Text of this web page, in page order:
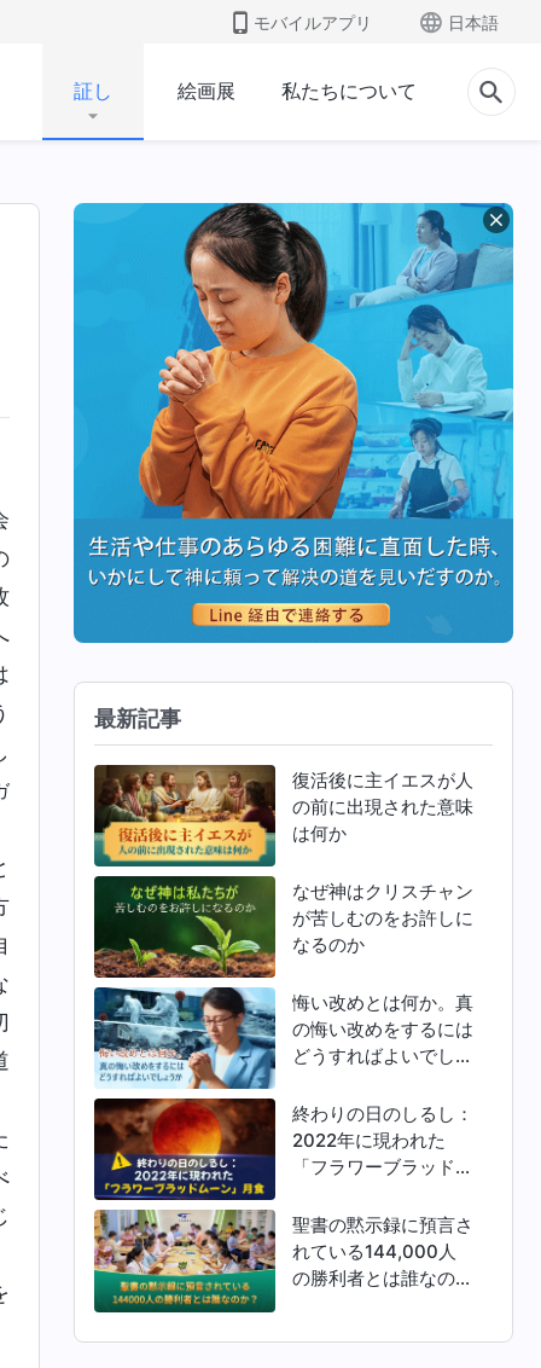
モバイルアプリ 日本語
証し 絵画展 私たちについて
最新記事
復活後に主イエスが人
の前に出現された意味
は何か
なぜ神はクリスチャン
が苦しむのをお許しに
なるのか
悔い改めとは何か。真
の悔い改めをするには
どうすればよいでしょ
終わりの日のしるし：
2022年に現われた
「フラワーブラッドム
聖書の黙示録に預言さ
れている144,000人
の勝利者とは誰なの